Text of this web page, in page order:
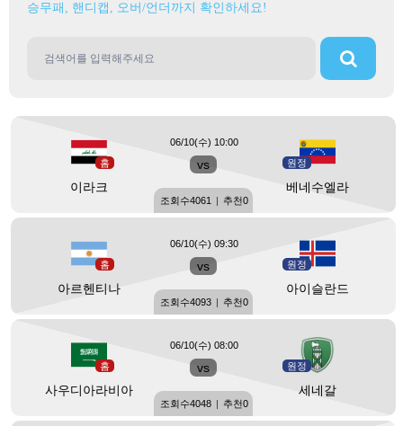
승무패, 핸디캡, 오버/언더까지 확인하세요!
홈
이라크
vs 원정
베네수엘라
06/10(수) 10:00
조회수4061 | 추천0
홈
아르헨티나
vs 원정
아이슬란드
06/10(수) 09:30
조회수4093 | 추천0
홈
사우디아라비아
vs 원정
세네갈
06/10(수) 08:00
조회수4048 | 추천0